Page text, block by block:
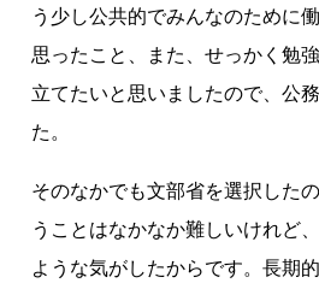
う少し公共的でみんなのために
思ったこと、また、せっかく勉
立てたいと思いましたので、公
た。
そのなかでも文部省を選択した
うことはなかなか難しいけれど
ような気がしたからです。長期